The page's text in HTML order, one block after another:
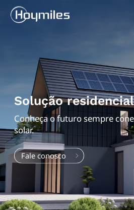
Solução residencial
Conheça o futuro sempre
solar.
Fale conosco